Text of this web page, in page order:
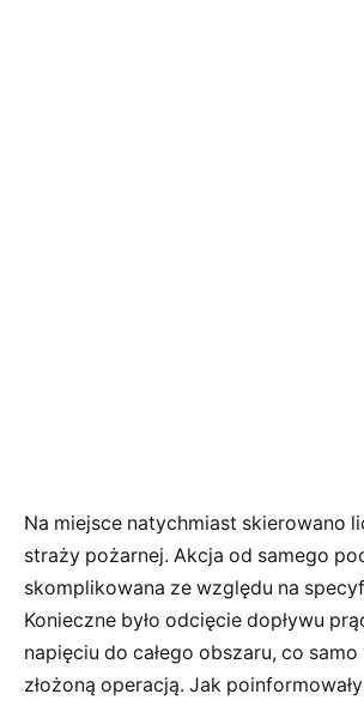
Na miejsce natychmiast skierowano
straży pożarnej. Akcja od samego
skomplikowana ze względu na
Konieczne było odcięcie dopływu
napięciu do całego obszaru, co
złożoną operacją. Jak